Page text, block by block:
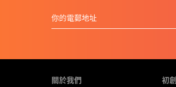
關於我們 初